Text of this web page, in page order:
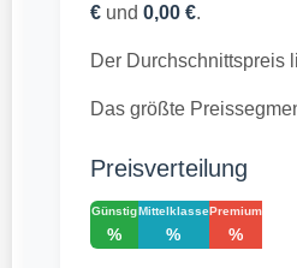
€und 0,00 €.
Der Durchschnittspreis
Das größte
Preisverteilung
Günstig
%
Mittelklasse
%
Premium
%